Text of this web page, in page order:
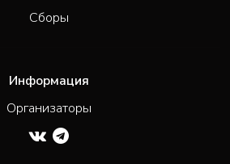
Сборы
Информация
Организаторы